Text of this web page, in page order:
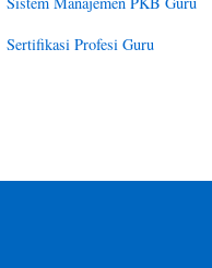
Sertifikasi Profesi Guru